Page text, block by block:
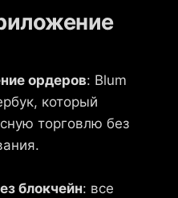
ордеров: Blum
который
торговлю без
блокчейн: все